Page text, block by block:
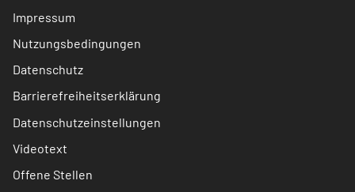
Impressum
Nutzungsbedingungen
Datenschutz
Barrierefreiheitserklärung
Datenschutzeinstellungen
Videotext
Offene Stellen